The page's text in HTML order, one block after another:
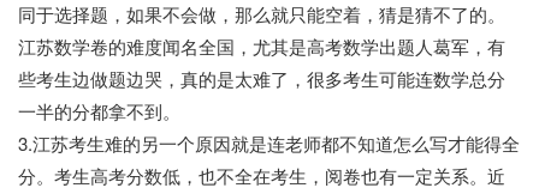
同于选择题，如果不会做，那么就只能空着，猜是猜不了的。
江苏数学卷的难度闻名全国，尤其是高考数学出题人葛军，有
些考生边做题边哭，真的是太难了，很多考生可能连数学总分
一半的分都拿不到。
3.江苏考生难的另一个原因就是连老师都不知道怎么写才能得全
分。考生高考分数低，也不全在考生，阅卷也有一定关系。近